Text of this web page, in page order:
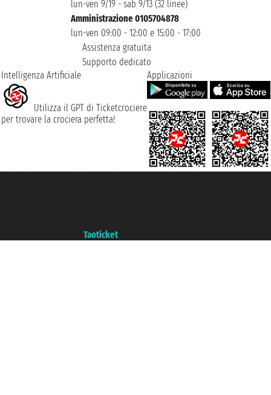
lun-ven 9/19 - sab 9/13 (32 linee)
Amministrazione 0105704878
lun-ven 09:00 - 12:00 e 15:00 - 17:00
Assistenza gratuita
Supporto dedicato
Intelligenza Artificiale
Utilizza il GPT di Ticketcrociere
per trovare la crociera perfetta!
Applicazioni
Taoticket